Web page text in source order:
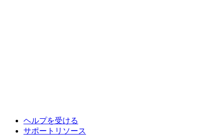
ヘルプを受ける
サポートリソース